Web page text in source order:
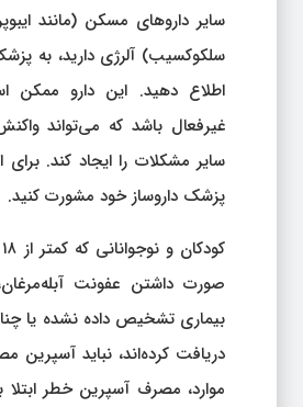
سایر داروهای مسکن (مانند
سلکوکسیب) آلرژی دارید، به
اطلاع دهید. این دارو ممکن
غیرفعال باشد که می‌تواند
سایر مشکلات را ایجاد کند. برای
پزشک داروساز خود مشورت کنید.
صورت داشتن عفونت آبله‌مرغان،
بیماری تشخیص داده نشده یا
دریافت کرده‌اند، نباید آسپرین
موارد، مصرف آسپرین خطر